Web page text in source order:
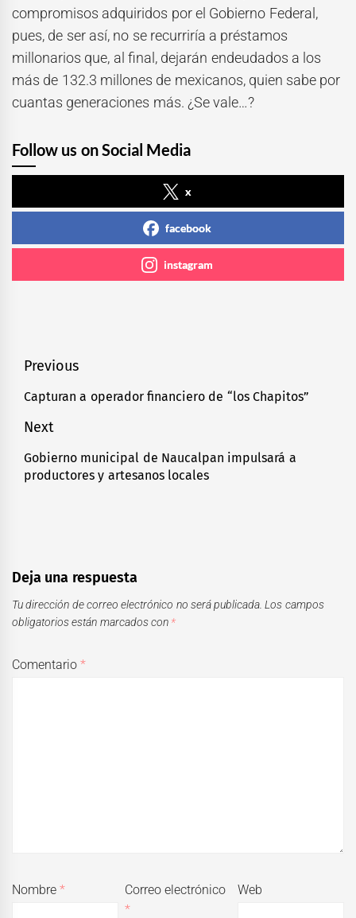
compromisos adquiridos por el Gobierno Federal,
pues, de ser así, no se recurriría a préstamos
millonarios que, al final, dejarán endeudados a los
más de 132.3 millones de mexicanos, quien sabe por
cuantas generaciones más. ¿Se vale…?
Follow us on Social Media
x
facebook
instagram
Navegación
de
entradas
Previous
Previous
Capturan a operador financiero de “los Chapitos”
Next
Next
post:
Gobierno municipal de Naucalpan impulsará a
productores y artesanos locales
Deja una respuesta
Tu dirección de correo electrónico no será publicada. Los campos
obligatorios están marcados con *
Comentario*
Nombre*
Correo electrónico
*
Web